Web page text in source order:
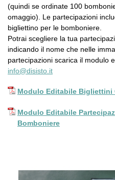
(quindi se ordinate 100
omaggio). Le partecipazioni
bigliettino per le bomboniere.
Potrai scegliere la tua
indicando il nome che nelle
partecipazioni scarica il modulo
info@disisto.it
Modulo Editabile Bigliettini
Modulo Editabile
Bomboniere